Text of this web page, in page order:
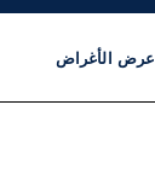
عرض الأغراض